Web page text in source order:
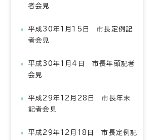
者会見
平成30年1月15日 市長定例記
者会見
平成30年1月4日 市長年頭記者
会見
平成29年12月28日 市長年末
記者会見
平成29年12月18日 市長定例記